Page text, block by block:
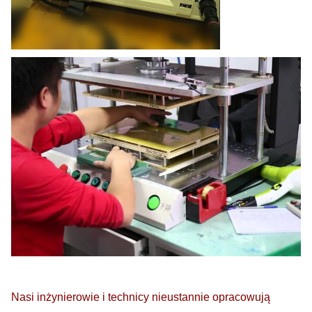
Nasi inżynierowie i technicy nieustannie opracowują